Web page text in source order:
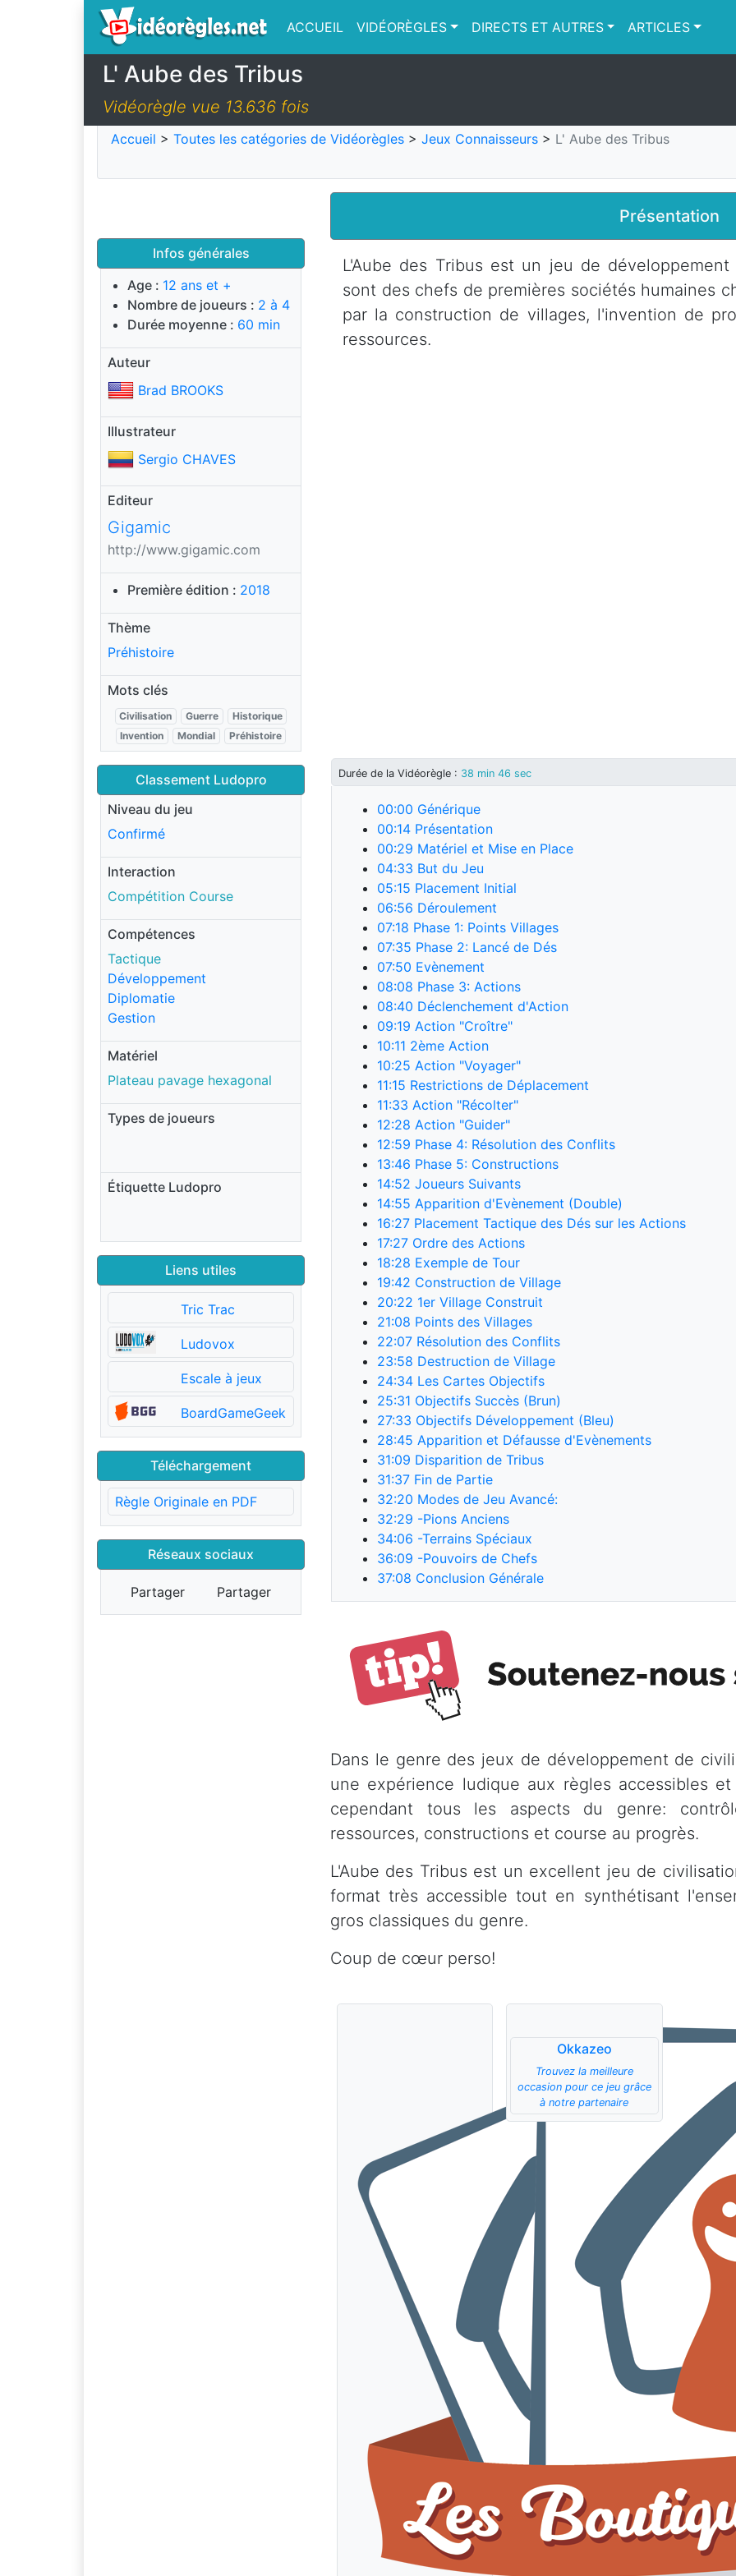
ACCUEIL VIDÉORÈGLES DIRECTS ET AUTRES ARTICLES
L' Aube des Tribus
Vidéorègle vue 13.636 fois
Accueil > Toutes les catégories de Vidéorègles > Jeux Connaisseurs > L' Aube des Tribus
Infos générales
Age : 12 ans et +
Nombre de joueurs : 2 à 4
Durée moyenne : 60 min
Auteur
Brad BROOKS
Illustrateur
Sergio CHAVES
Editeur
Gigamic
http://www.gigamic.com
Première édition : 2018
Thème
Préhistoire
Mots clés
Civilisation Guerre
Historique
Invention
Mondial Préhistoire
Classement Ludopro
Niveau du jeu
Confirmé
Interaction
Compétition Course
Compétences
Tactique
Développement
Diplomatie
Gestion
Matériel
Plateau pavage hexagonal
Types de joueurs
Étiquette Ludopro
Liens utiles
Tric Trac
Ludovox
Escale à jeux
BoardGameGeek
Téléchargement
Règle Originale en PDF
Réseaux sociaux
Partager Partager
Présentation
L'Aube des Tribus est un jeu de
sont des chefs de premières sociétés humaines
par la construction de villages, l'invention de
ressources.
Durée de la Vidéorègle : 38 min 46 sec
00:00 Générique
00:14 Présentation
00:29 Matériel et Mise en Place
04:33 But du Jeu
05:15 Placement Initial
06:56 Déroulement
07:18 Phase 1: Points Villages
07:35 Phase 2: Lancé de Dés
07:50 Evènement
08:08 Phase 3: Actions
08:40 Déclenchement d'Action
09:19 Action "Croître"
10:11 2ème Action
10:25 Action "Voyager"
11:15 Restrictions de Déplacement
11:33 Action "Récolter"
12:28 Action "Guider"
12:59 Phase 4: Résolution des Conflits
13:46 Phase 5: Constructions
14:52 Joueurs Suivants
14:55 Apparition d'Evènement (Double)
16:27 Placement Tactique des Dés sur les Actions
17:27 Ordre des Actions
18:28 Exemple de Tour
19:42 Construction de Village
20:22 1er Village Construit
21:08 Points des Villages
22:07 Résolution des Conflits
23:58 Destruction de Village
24:34 Les Cartes Objectifs
25:31 Objectifs Succès (Brun)
27:33 Objectifs Développement (Bleu)
28:45 Apparition et Défausse d'Evènements
31:09 Disparition de Tribus
31:37 Fin de Partie
32:20 Modes de Jeu Avancé:
32:29 -Pions Anciens
34:06 -Terrains Spéciaux
36:09 -Pouvoirs de Chefs
37:08 Conclusion Générale
Dans le genre des jeux de développement de
une expérience ludique aux règles accessibles
cependant tous les aspects du genre:
ressources, constructions et course au progrès.
L'Aube des Tribus est un excellent jeu de
format très accessible tout en synthétisant
gros classiques du genre.
Coup de cœur perso!
Okkazeo
Trouvez la meilleure
occasion pour ce jeu grâce
à notre partenaire